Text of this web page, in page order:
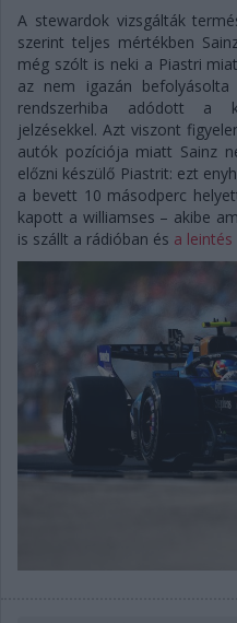
A stewardok vizsgálták
szerint teljes mértékben
még szólt is neki a Piastri
az nem igazán
rendszerhiba adódott a
jelzésekkel. Azt viszont
autók pozíciója miatt Sainz
előzni készülő Piastrit: ezt
a bevett 10 másodperc
kapott a williamses – akibe
is szállt a rádióban és a